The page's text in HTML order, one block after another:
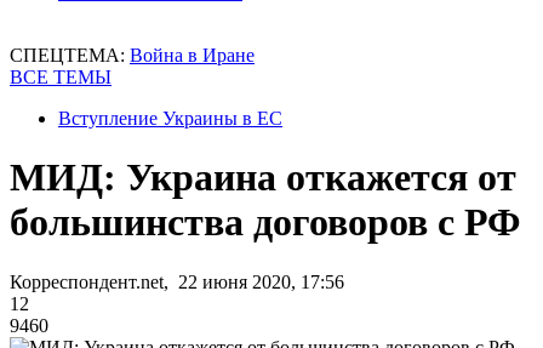
СПЕЦТЕМА: Война в Иране
ВСЕ ТЕМЫ
Вступление Украины в ЕС
МИД: Украина откажется от
большинства договоров с РФ
Корреспондент.net, 22 июня 2020, 17:56
12
9460